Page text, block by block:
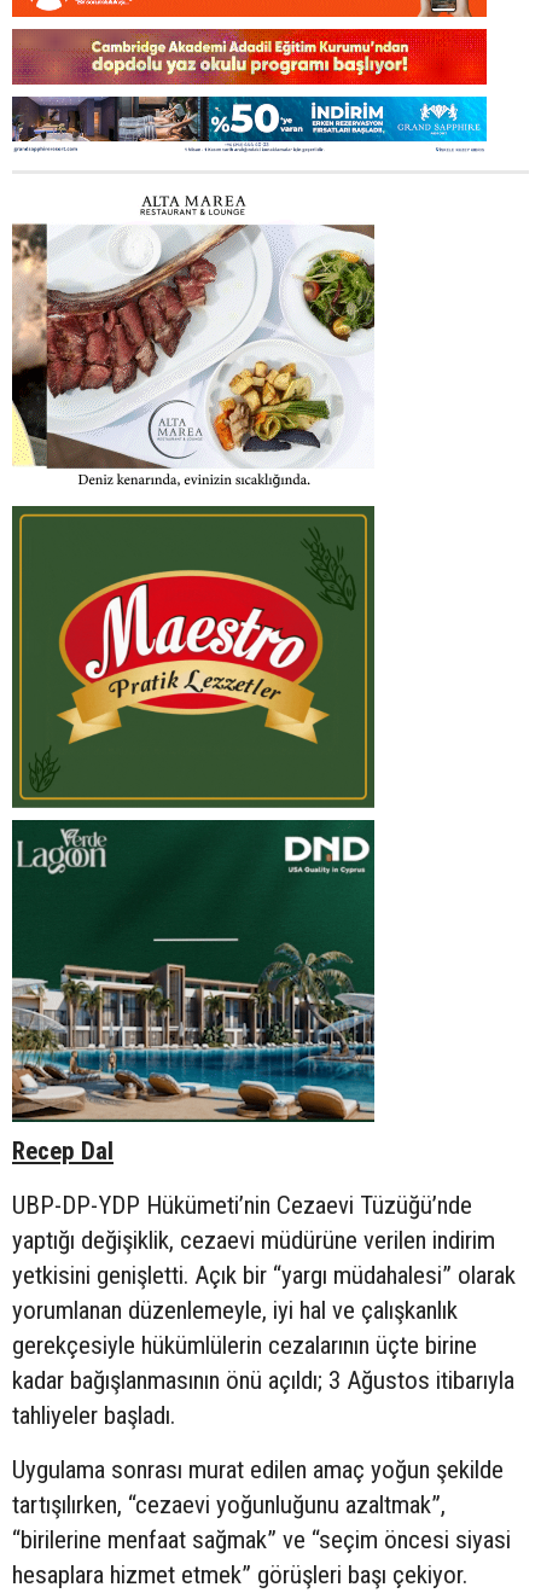
Recep Dal
UBP-DP-YDP Hükümeti’nin Cezaevi Tüzüğü’nde
yaptığı değişiklik, cezaevi müdürüne verilen indirim
yetkisini genişletti. Açık bir “yargı müdahalesi” olarak
yorumlanan düzenlemeyle, iyi hal ve çalışkanlık
gerekçesiyle hükümlülerin cezalarının üçte birine
kadar bağışlanmasının önü açıldı; 3 Ağustos itibarıyla
tahliyeler başladı.
Uygulama sonrası murat edilen amaç yoğun şekilde
tartışılırken, “cezaevi yoğunluğunu azaltmak”,
“birilerine menfaat sağmak” ve “seçim öncesi siyasi
hesaplara hizmet etmek” görüşleri başı çekiyor.